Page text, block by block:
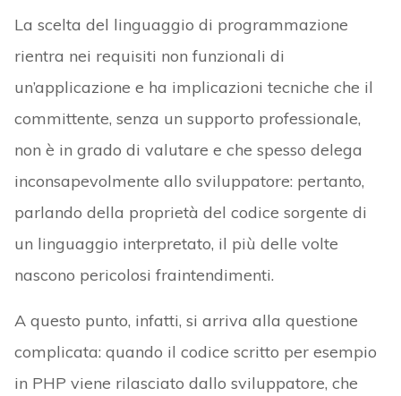
La scelta del linguaggio di programmazione
rientra nei requisiti non funzionali di
un’applicazione e ha implicazioni tecniche che il
committente, senza un supporto professionale,
non è in grado di valutare e che spesso delega
inconsapevolmente allo sviluppatore: pertanto,
parlando della proprietà del codice sorgente di
un linguaggio interpretato, il più delle volte
nascono pericolosi fraintendimenti.
A questo punto, infatti, si arriva alla questione
complicata: quando il codice scritto per esempio
in PHP viene rilasciato dallo sviluppatore, che